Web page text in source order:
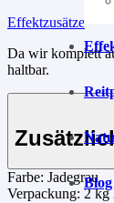
Blog
Effektzusätze
Da wir komplett
haltbar.
Farbe: Jadegrau
Verpackung: 2 kg